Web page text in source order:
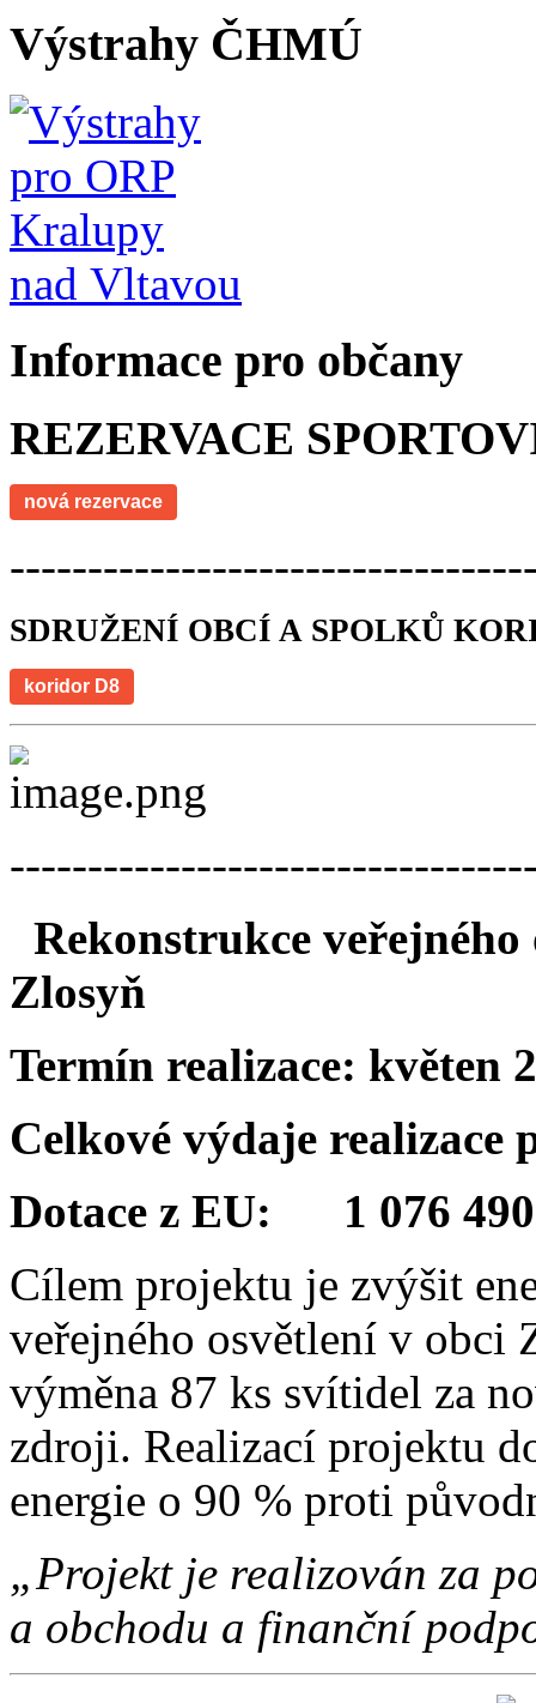
Výstrahy ČHMÚ
Informace pro občany
REZERVACE
nová rezervace
SDRUŽENÍ OBCÍ A SPOLKŮ
koridor D8
Rekonstrukce veřejného
Zlosyň
Termín realizace: květen
Celkové výdaje
Dotace z EU: 1 076
Cílem projektu je zvýšit
veřejného osvětlení v obci
výměna 87 ks svítidel za
zdroji. Realizací projektu
energie o 90 % proti
„Projekt je realizován
a obchodu a finanční